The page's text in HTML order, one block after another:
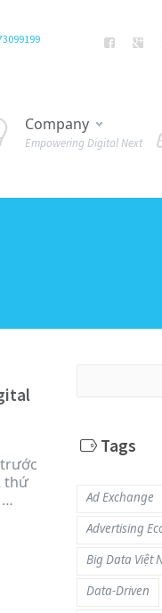
Company
Empowering Digital Next
thứ
…
Tags
Ad Exchange
Advertising
Big Data Việt
Data-Driven